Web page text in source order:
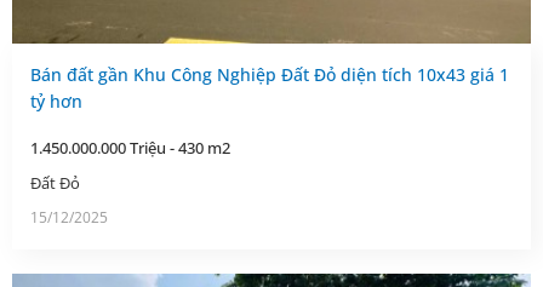
Bán đất gần Khu Công Nghiệp Đất Đỏ diện tích 10x43 giá 1
tỷ hơn
1.450.000.000 Triệu - 430 m2
Đất Đỏ
15/12/2025